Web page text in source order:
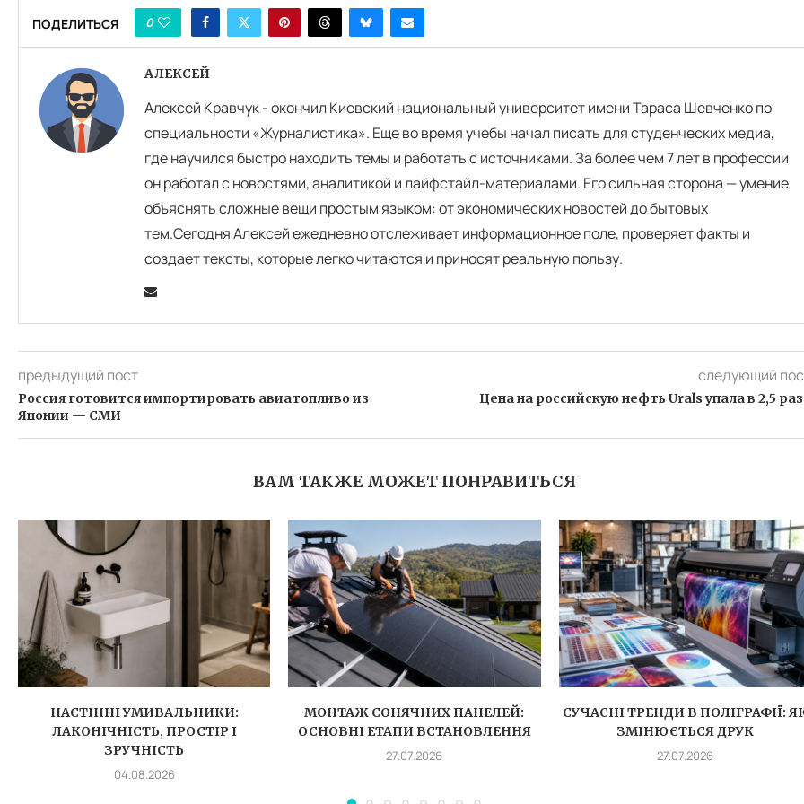
ПОДЕЛИТЬСЯ 0
АЛЕКСЕЙ
Алексей Кравчук - окончил Киевский национальный университет имени Тараса Шевченко по
специальности «Журналистика». Еще во время учебы начал писать для студенческих медиа,
где научился быстро находить темы и работать с источниками. За более чем 7 лет в профессии
он работал с новостями, аналитикой и лайфстайл-материалами. Его сильная сторона — умение
объяснять сложные вещи простым языком: от экономических новостей до бытовых
тем.Сегодня Алексей ежедневно отслеживает информационное поле, проверяет факты и
создает тексты, которые легко читаются и приносят реальную пользу.
предыдущий пост
Россия готовится импортировать авиатопливо из
Японии — СМИ
следующий
Цена на российскую нефть Urals упала в 2,5
ВАМ ТАКЖЕ МОЖЕТ ПОНРАВИТЬСЯ
НАСТІННІ УМИВАЛЬНИКИ:
ЛАКОНІЧНІСТЬ, ПРОСТІР І
ЗРУЧНІСТЬ
04.08.2026
МОНТАЖ СОНЯЧНИХ ПАНЕЛЕЙ:
ОСНОВНІ ЕТАПИ ВСТАНОВЛЕННЯ
27.07.2026
СУЧАСНІ ТРЕНДИ В ПОЛІГРАФІЇ:
ЗМІНЮЄТЬСЯ ДРУК
27.07.2026